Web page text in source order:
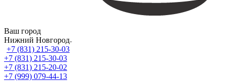
Ваш город
Нижний Новгород
+7 (831) 215-30-03
+7 (831) 215-30-03
+7 (831) 215-20-02
+7 (999) 079-44-13